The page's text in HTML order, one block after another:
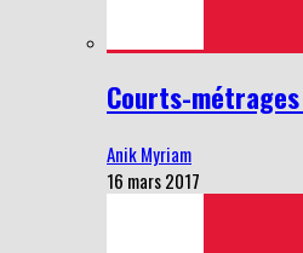
Courts-
Anik Myriam
16 mars 2017